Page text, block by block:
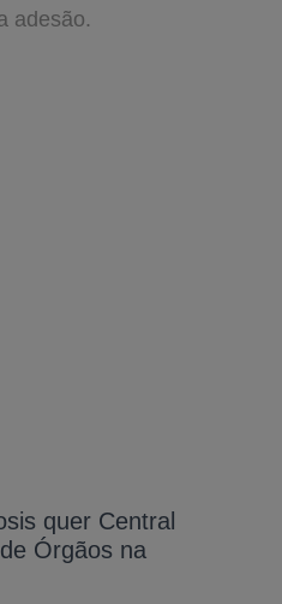
adesão.
quer Central
Órgãos na